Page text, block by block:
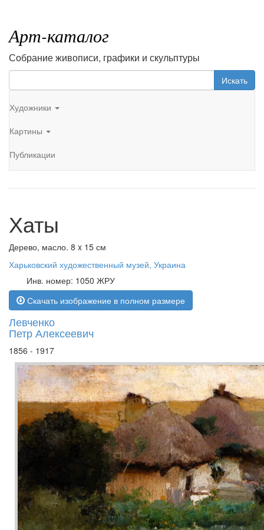
Арт-каталог
Собрание живописи, графики и скульптуры
Искать
Художники
Картины
Публикации
Хаты
Дерево, масло. 8 x 15 см
Харьковский художественный музей, Украина
Инв. номер: 1050 ЖРУ
Скачать изображение в полном размере
Левченко
Петр Алексеевич
1856 - 1917